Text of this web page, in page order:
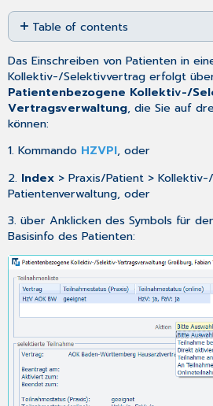
Save
as
PDF
Table of contents
No
headers
Das Einschreiben von Patienten in
Kollektiv-/Selektivvertrag erfolgt
Patientenbezogene Kollektiv-/
Vertragsverwaltung, die Sie auf
können:
1. Kommando HZVPI, oder
2. Index > Praxis/Patient >
Patientenverwaltung, oder
3. über Anklicken des Symbols für
Basisinfo des Patienten: